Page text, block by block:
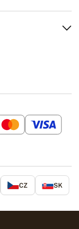
CZ SK